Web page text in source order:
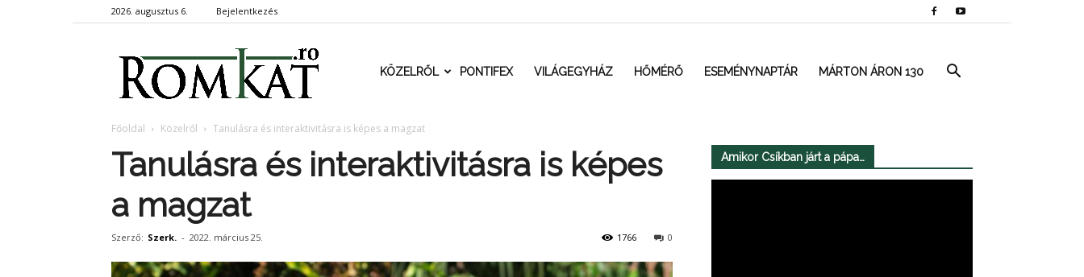
2026. augusztus 6. Bejelentkezés
RomKat.roKÖZELRŐL PONTIFEX VILÁGEGYHÁZ HŐMÉRŐ ESEMÉNYNAPTÁR MÁRTON ÁRON 130
Főoldal Közelről Tanulásra és interaktivitásra is képes a magzat
Tanulásra és interaktivitásra is képes
a magzat
Szerző: Szerk. - 2022. március 25. 0
1766
Amikor Csíkban járt a pápa…